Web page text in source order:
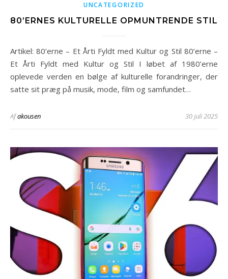
UNCATEGORIZED
80’ERNES KULTURELLE OPMUNTRENDE STIL
Artikel: 80’erne – Et Årti Fyldt med Kultur og Stil 80’erne –
Et Årti Fyldt med Kultur og Stil I løbet af 1980’erne
oplevede verden en bølge af kulturelle forandringer, der
satte sit præg på musik, mode, film og samfundet…
Afakousen 30 juli 2025